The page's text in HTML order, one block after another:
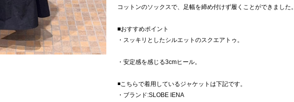
コットンのソックスで、足幅を締め付けず履くことができました。
■おすすめポイント
・スッキリとしたシルエットのスクエアトゥ。
・安定感を感じる3cmヒール。
◾️こちらで着用しているジャケットは下記です。
・ブランド:SLOBE IENA